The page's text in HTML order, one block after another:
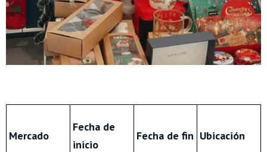
Mercado
Fecha de
inicio
Fecha de fin Ubicación